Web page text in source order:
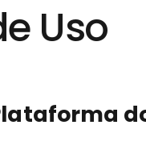
Uso